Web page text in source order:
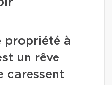
propriété à
un rêve
caressent